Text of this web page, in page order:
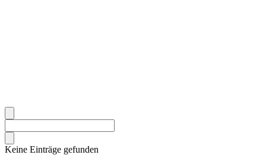
Keine Einträge gefunden